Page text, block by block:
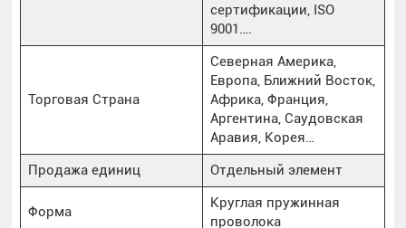
сертификации, ISO
9001….
Торговая Страна
Северная Америка,
Европа, Ближний Восток,
Африка, Франция,
Аргентина, Саудовская
Аравия, Корея…
Продажа единиц
Отдельный элемент
Форма
Круглая пружинная
проволока